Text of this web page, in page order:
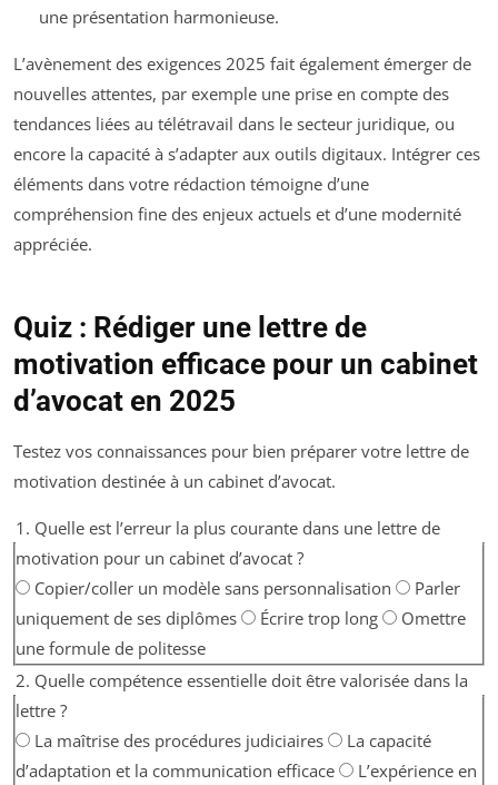
une présentation harmonieuse.
L’avènement des exigences 2025 fait également émerger de
nouvelles attentes, par exemple une prise en compte des
tendances liées au télétravail dans le secteur juridique, ou
encore la capacité à s’adapter aux outils digitaux. Intégrer ces
éléments dans votre rédaction témoigne d’une
compréhension fine des enjeux actuels et d’une modernité
appréciée.
Quiz : Rédiger une lettre de
motivation efficace pour un cabinet
d’avocat en 2025
Testez vos connaissances pour bien préparer votre lettre de
motivation destinée à un cabinet d’avocat.
1. Quelle est l’erreur la plus courante dans une lettre de
motivation pour un cabinet d’avocat ?
Copier/coller un modèle sans personnalisation
Parler
uniquement de ses diplômes
Écrire trop long
Omettre
une formule de politesse
2. Quelle compétence essentielle doit être valorisée dans la
lettre ?
La maîtrise des procédures judiciaires
La capacité
d’adaptation et la communication efficace
L’expérience en